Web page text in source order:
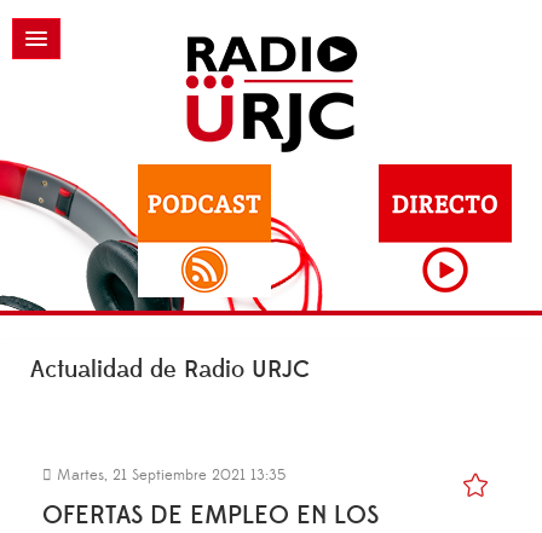
Actualidad de Radio URJC
Martes, 21 Septiembre 2021 13:35
OFERTAS DE EMPLEO EN LOS